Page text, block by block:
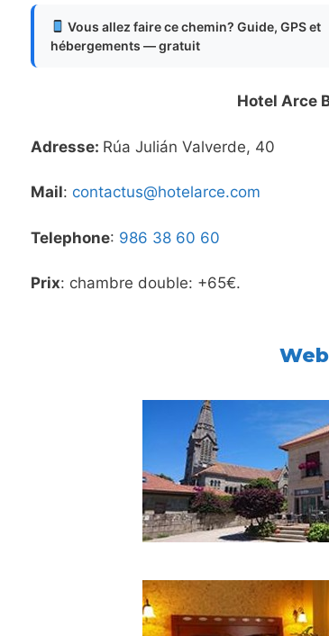
Vous allez faire ce chemin? Guide, GPS et
hébergements — gratuit
Hotel Arce
Adresse: Rúa Julián Valverde, 40
Mail: contactus@hotelarce.com
Telephone: 986 38 60 60
Prix: chambre double: +65€.
Web